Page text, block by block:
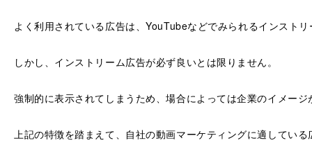
よく利用されている広告は、YouTubeなどでみられるインスト
しかし、インストリーム広告が必ず良いとは限りません。
強制的に表示されてしまうため、場合によっては企業のイメー
上記の特徴を踏まえて、自社の動画マーケティングに適してい